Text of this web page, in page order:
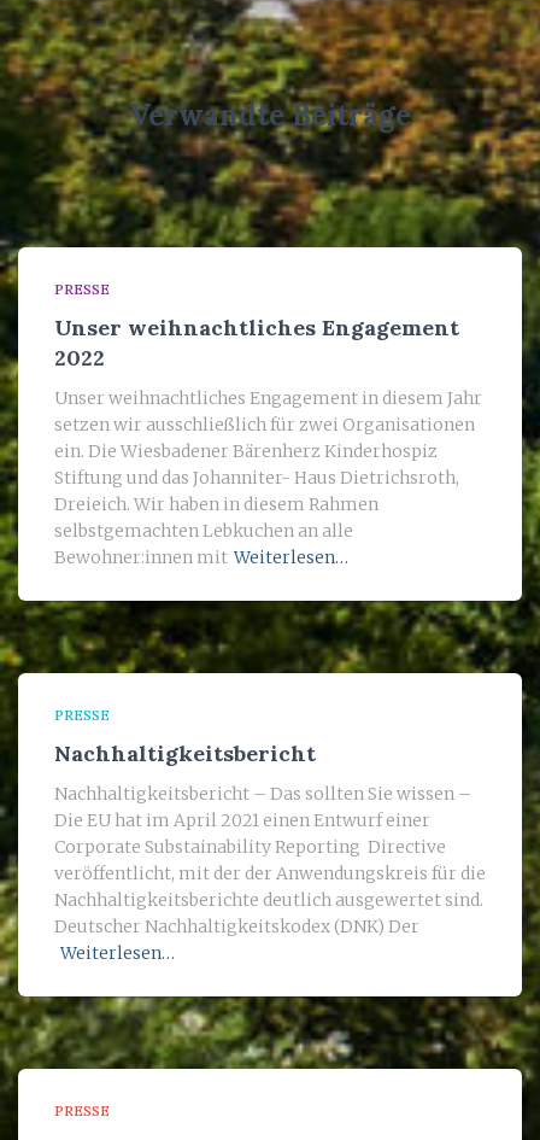
Verwandte Beiträge
PRESSE
Unser weihnachtliches Engagement
2022
Unser weihnachtliches Engagement in diesem Jahr
setzen wir ausschließlich für zwei Organisationen
ein. Die Wiesbadener Bärenherz Kinderhospiz
Stiftung und das Johanniter- Haus Dietrichsroth,
Dreieich. Wir haben in diesem Rahmen
selbstgemachten Lebkuchen an alle
Bewohner:innen mit Weiterlesen…
PRESSE
Nachhaltigkeitsbericht
Nachhaltigkeitsbericht – Das sollten Sie wissen –
Die EU hat im April 2021 einen Entwurf einer
Corporate Substainability Reporting Directive
veröffentlicht, mit der der Anwendungskreis für die
Nachhaltigkeitsberichte deutlich ausgewertet sind.
Deutscher Nachhaltigkeitskodex (DNK) Der
Weiterlesen…
PRESSE